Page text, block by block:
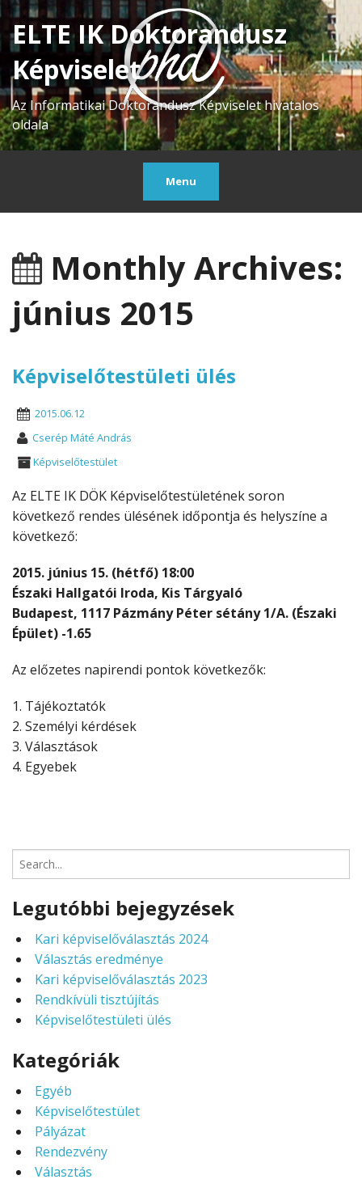
ELTE IK Doktorandusz
Képviselet
Az Informatikai Doktorandusz Képviselet hivatalos
oldala
Menu
Monthly Archives:
június 2015
Képviselőtestületi ülés
2015.06.12
Cserép Máté András
Képviselőtestület
Az ELTE IK DÖK Képviselőtestületének soron
következő rendes ülésének időpontja és helyszíne a
következő:
2015. június 15. (hétfő) 18:00
Északi Hallgatói Iroda, Kis Tárgyaló
Budapest, 1117 Pázmány Péter sétány 1/A. (Északi
Épület) -1.65
Az előzetes napirendi pontok következők:
1. Tájékoztatók
2. Személyi kérdések
3. Választások
4. Egyebek
Search
Legutóbbi bejegyzések
Kari képviselőválasztás 2024
Választás eredménye
Kari képviselőválasztás 2023
Rendkívüli tisztújítás
Képviselőtestületi ülés
Kategóriák
Egyéb
Képviselőtestület
Pályázat
Rendezvény
Választás